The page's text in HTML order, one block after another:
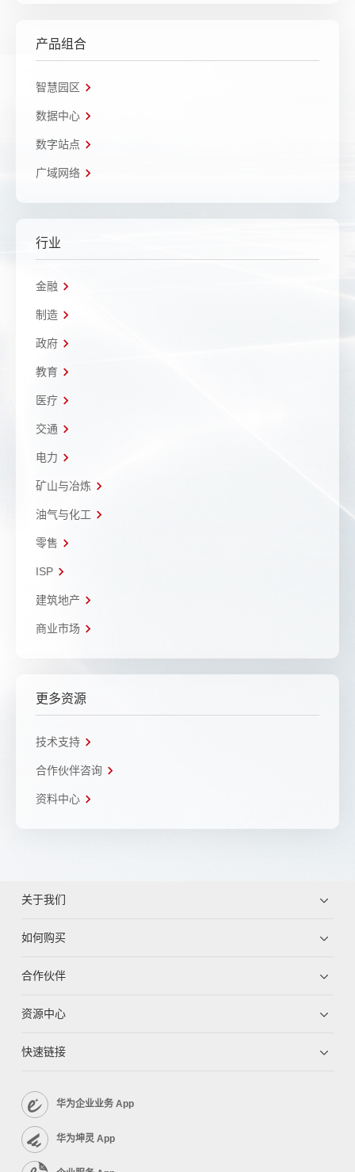
产品组合
智慧园区
数据中心
数字站点
广域网络
行业
金融
制造
政府
教育
医疗
交通
电力
矿山与冶炼
油气与化工
零售
ISP
建筑地产
商业市场
更多资源
技术支持
合作伙伴咨询
资料中心
关于我们
如何购买
合作伙伴
资源中心
快速链接
华为企业业务 App
华为坤灵 App